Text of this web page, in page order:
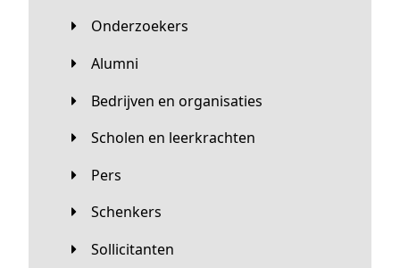
Onderzoekers
Alumni
Bedrijven en organisaties
Scholen en leerkrachten
Pers
Schenkers
Sollicitanten